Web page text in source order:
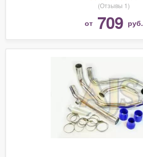
(Отзывы 1)
от 709 руб.